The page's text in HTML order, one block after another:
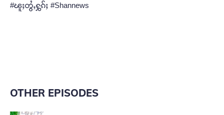
#ၽူႈတွႆႇႁွၵ်ႈ #Shannews
OTHER EPISODES